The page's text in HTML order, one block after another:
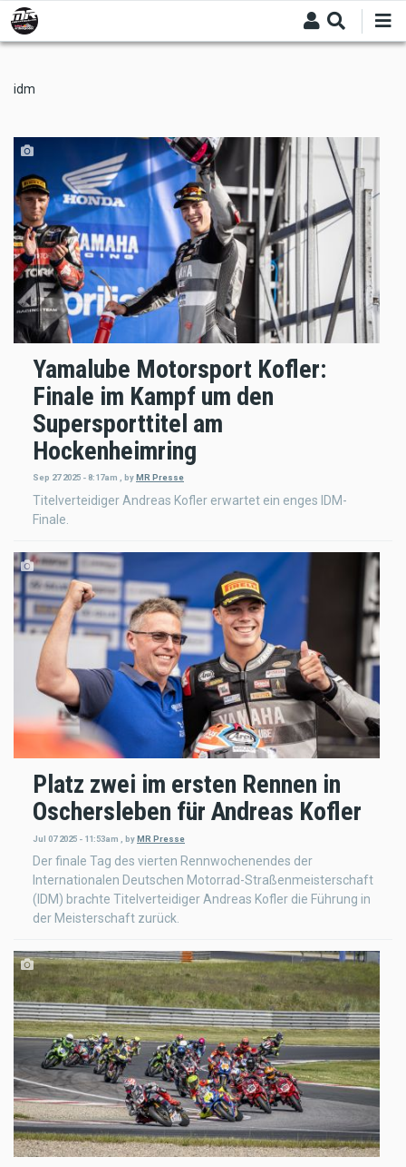
Skip
to
main
idm
Yamalube Motorsport Kofler:
Finale im Kampf um den
Supersporttitel am
Hockenheimring
Sep 27 2025 - 8:17am , by MR Presse
Titelverteidiger Andreas Kofler erwartet ein enges IDM-
Finale.
Platz zwei im ersten Rennen in
Oschersleben für Andreas Kofler
Jul 07 2025 - 11:53am byMR Presse
Der finale Tag des vierten Rennwochenendes der
Internationalen Deutschen Motorrad-Straßenmeisterschaft
(IDM) brachte Titelverteidiger Andreas Kofler die Führung in
der Meisterschaft zurück.